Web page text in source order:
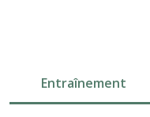
Entraînement